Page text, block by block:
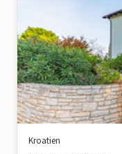
Kroatien